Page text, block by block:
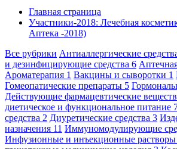
Главная страница
Участники-2018: Лечебная
Аптека -2018)
Все рубрики Антиаллергические
и дезинфицирующие средства 6
Ароматерапия 1 Вакцины и сыворотки 1
Гомеопатические препараты 5
Действующие фармацевтические
диетическое и функциональное питание
средства 2 Диуретические средства 3
назначения 11 Иммуномодулирующие
Инфузионные и инъекционные растворы